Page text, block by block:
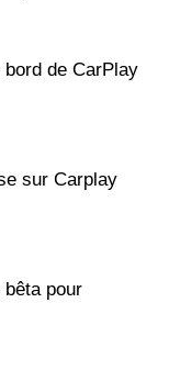
de CarPlay
sur Carplay
pour